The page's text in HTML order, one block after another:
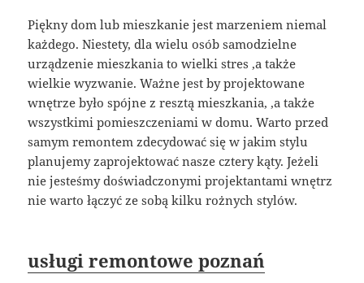
Piękny dom lub mieszkanie jest marzeniem niemal
każdego. Niestety, dla wielu osób samodzielne
urządzenie mieszkania to wielki stres ,a także
wielkie wyzwanie. Ważne jest by projektowane
wnętrze było spójne z resztą mieszkania, ,a także
wszystkimi pomieszczeniami w domu. Warto przed
samym remontem zdecydować się w jakim stylu
planujemy zaprojektować nasze cztery kąty. Jeżeli
nie jesteśmy doświadczonymi projektantami wnętrz
nie warto łączyć ze sobą kilku rożnych stylów.
usługi remontowe poznań